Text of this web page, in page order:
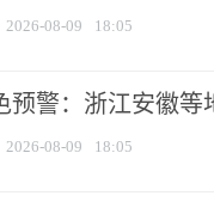
2026-08-09 18:05
预警：浙江安徽等
2026-08-09 18:05